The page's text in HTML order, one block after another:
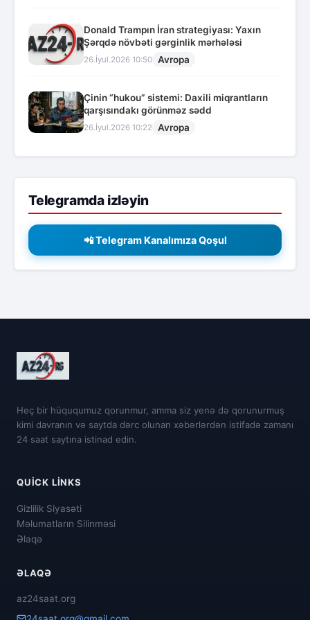
Donald Trampın İran strategiyası: Yaxın
Şərqdə növbəti gərginlik mərhələsi
26.İyul.2026 10:50 Avropa
Çinin “hukou” sistemi: Daxili miqrantların
qarşısındakı görünməz sədd
26.İyul.2026 10:22 Avropa
Telegramda izləyin
📲 Telegram Kanalımıza Qoşul
Heç bir hüququmuz qorunmur, amma siz yenə də qorunurmuş
kimi davranın və saytda dərc olunan xəbərlərdən istifadə zamanı
24 saat saytına istinad edin.
QUICK LINKS
Gizlilik Siyasəti
Məlumatların Silinməsi
Əlaqə
ƏLAQƏ
az24saat.org